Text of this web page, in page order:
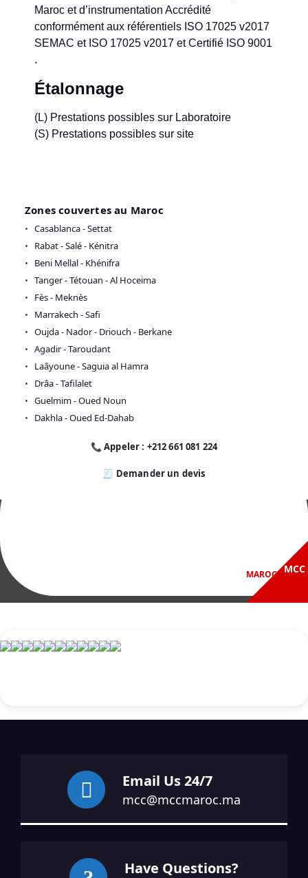
Maroc et d’instrumentation Accrédité
conformément aux référentiels ISO 17025 v2017
SEMAC et ISO 17025 v2017 et Certifié ISO 9001
.
Étalonnage
(L) Prestations possibles sur Laboratoire
(S) Prestations possibles sur site
Zones couvertes au Maroc
Casablanca - Settat
Rabat - Salé - Kénitra
Beni Mellal - Khénifra
Tanger - Tétouan - Al Hoceima
Fès - Meknès
Marrakech - Safi
Oujda - Nador - Driouch - Berkane
Agadir - Taroudant
Laâyoune - Saguia al Hamra
Drâa - Tafilalet
Guelmim - Oued Noun
Dakhla - Oued Ed-Dahab
📞 Appeler : +212 661 081 224
🧾 Demander un devis
Email Us 24/7
mcc@mccmaroc.ma
Have Questions?